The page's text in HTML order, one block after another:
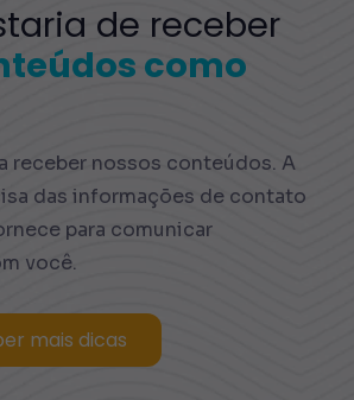
de receber
como
receber nossos conteúdos. A
das informações de contato
para comunicar
você.
mais dicas